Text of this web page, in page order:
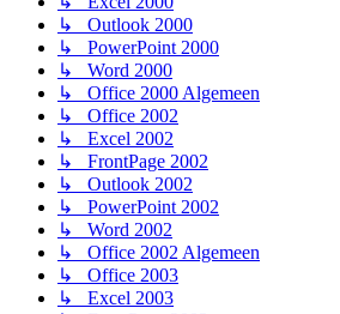
↳ Outlook 2000
↳ PowerPoint 2000
↳ Word 2000
↳ Office 2000 Algemeen
↳ Office 2002
↳ Excel 2002
↳ FrontPage 2002
↳ Outlook 2002
↳ PowerPoint 2002
↳ Word 2002
↳ Office 2002 Algemeen
↳ Office 2003
↳ Excel 2003